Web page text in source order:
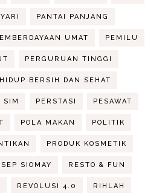
PANTAI PANJANG
UMAT PEMILU
PERGURUAN TINGGI
BERSIH DAN SEHAT
SIM PERSTASI PESAWAT
POLA MAKAN POLITIK
PRODUK KOSMETIK
SIOMAY RESTO & FUN
REVOLUSI 4.0 RIHLAH